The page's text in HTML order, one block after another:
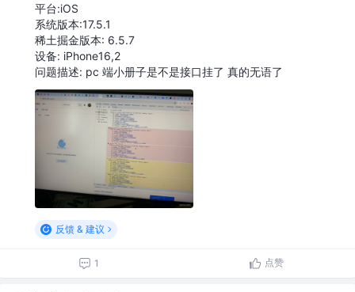
平台:iOS
系统版本:17.5.1
稀土掘金版本: 6.5.7
设备: iPhone16,2
问题描述: pc 端小册子是不是接口挂了 真的无语了
反馈 & 建议
1 点赞